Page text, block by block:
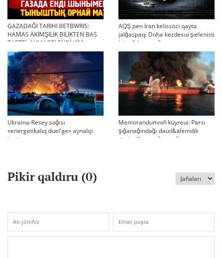
GAZADAĞI TARIHI BETBWRIS:
HAMAS ÄKİMŞİLİK BILİKTEN BAS
TARTTI. AYMAQTI ENDİ KİM
BASQARADI?
AQŞ pen Iran kelissözi qayta
jalğaspaq: Doha kezdesui şielenisti
bäseñdete me?
Ukraina-Resey soğısı
«energetikalıq duel'ge» aynalıp
ketti
Memorandumnıñ küyreui: Parsı
şığanağındağı dauıl&älemdik
tärtiptiñ sın sağatı soğıp twr
Pikir qaldıru (0)